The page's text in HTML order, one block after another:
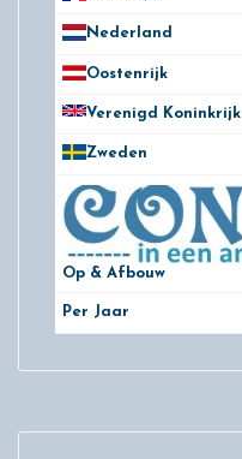
Nederland
Oostenrijk
Verenigd Koninkrijk
Zweden
Op & Afbouw
Per Jaar